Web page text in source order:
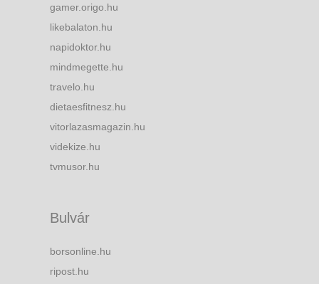
gamer.origo.hu
likebalaton.hu
napidoktor.hu
mindmegette.hu
travelo.hu
dietaesfitnesz.hu
vitorlazasmagazin.hu
videkize.hu
tvmusor.hu
Bulvár
borsonline.hu
ripost.hu